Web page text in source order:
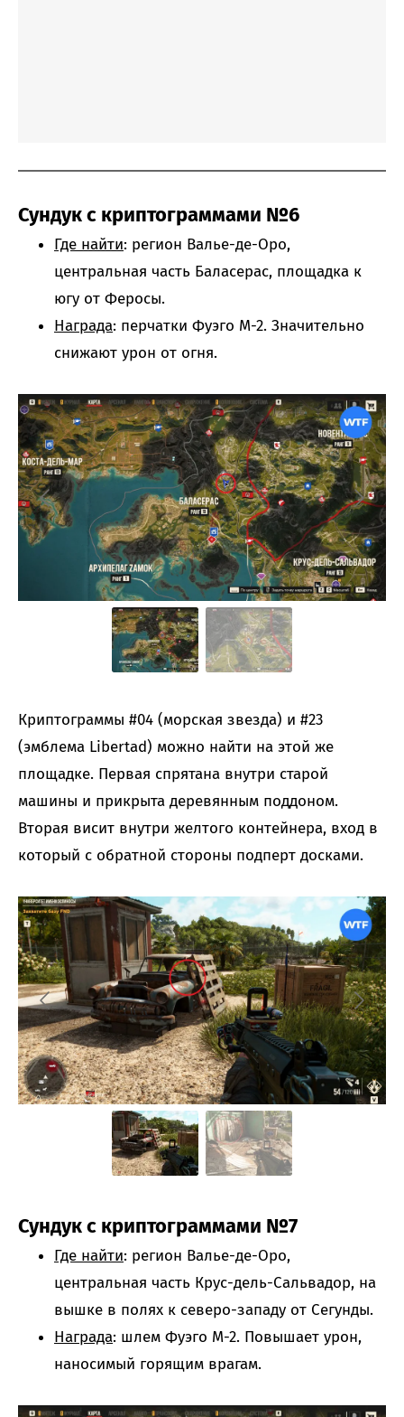
Сундук с криптограммами №6
Где найти: регион Валье-де-Оро,
центральная часть Баласерас, площадка к
югу от Феросы.
Награда: перчатки Фуэго М-2. Значительно
снижают урон от огня.
Криптограммы #04 (морская звезда) и #23
(эмблема Libertad) можно найти на этой же
площадке. Первая спрятана внутри старой
машины и прикрыта деревянным поддоном.
Вторая висит внутри желтого контейнера, вход в
который с обратной стороны подперт досками.
Сундук с криптограммами №7
Где найти: регион Валье-де-Оро,
центральная часть Крус-дель-Сальвадор, на
вышке в полях к северо-западу от Сегунды.
Награда: шлем Фуэго М-2. Повышает урон,
наносимый горящим врагам.